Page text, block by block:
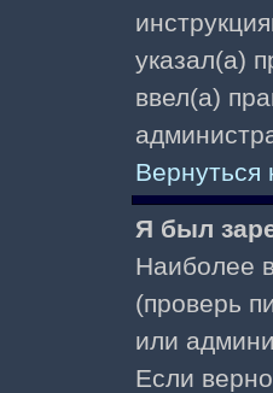
указал(а)
ввел(а)
Вернуться
Я был
Наиболее
(проверь
или
Если